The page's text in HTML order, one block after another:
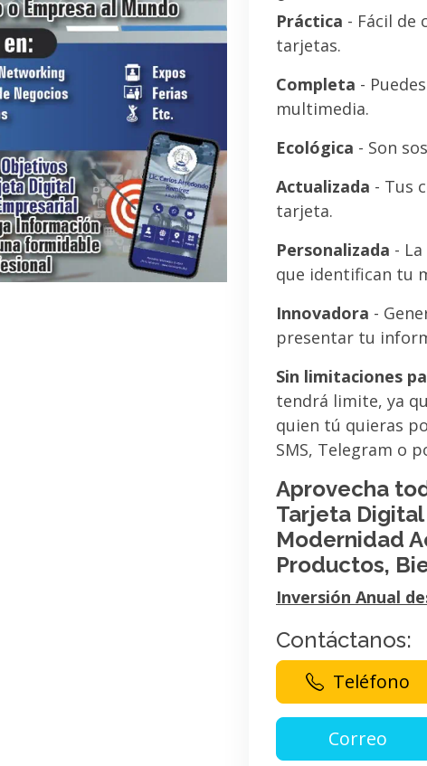
Práctica - Fácil de
tarjetas.
Completa -
multimedia.
Ecológica - Son
Actualizada - Tus
tarjeta.
Personalizada -
que identifican tu
Innovadora -
presentar tu
Sin limitaciones
tendrá limite, ya
quien tú quieras
SMS, Telegram o
Aprovecha
Tarjeta
Modernidad
Productos,
Inversión Anual
Contáctanos:
Teléfono